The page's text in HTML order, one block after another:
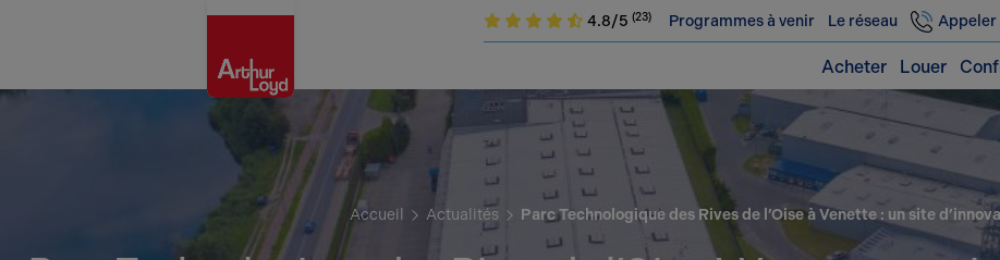
4.8/5 (23) Programmes à venir Le réseau Appeler
Acheter Louer
Accueil Actualités Parc Technologique des Rives de l’Oise à Venette : un site